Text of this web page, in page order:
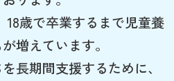
18歳で卒業するまで児童養
増えています。
長期間支援するために、